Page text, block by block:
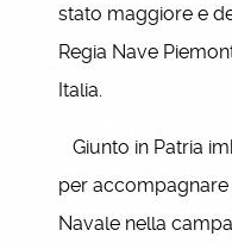
stato maggiore e
Regia Nave
Italia.
Giunto in Patria
per accompagnare
Navale nella